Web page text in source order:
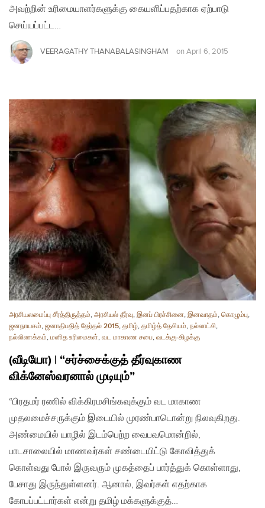
அவற்றின் உரிமையாளர்களுக்கு கையளிப்பதற்காக ஏற்பாடு
செய்யப்பட்ட…
VEERAGATHY THANABALASINGHAM on April 6, 2015
அரசியலமைப்பு சீர்த்திருத்தம், அரசியல் தீர்வு, இனப் பிரச்சினை, இனவாதம், கொழும்பு,
ஜனநாயகம், ஜனாதிபதித் தேர்தல் 2015, தமிழ், தமிழ்த் தேசியம், நல்லாட்சி,
நல்லிணக்கம், மனித உரிமைகள், வட மாகாண சபை, வடக்கு-கிழக்கு
(வீடியோ) | “சர்ச்சைக்குத் தீர்வுகாண
விக்னேஸ்வரனால் முடியும்”
“பிரதமர் ரணில் விக்கிரமசிங்கவுக்கும் வட மாகாண
முதலமைச்சருக்கும் இடையில் முரண்பாடொன்று நிலவுகிறது.
அண்மையில் யாழில் இடம்பெற்ற வைபவமொன்றில்,
பாடசாலையில் மாணவர்கள் சண்டையிட்டு கோவித்துக்
கொள்வது போல் இருவரும் முகத்தைப் பார்த்துக் கொள்ளாது,
பேசாது இருந்துள்ளனர். ஆனால், இவர்கள் எதற்காக
கோபப்பட்டார்கள் என்று தமிழ் மக்களுக்குத்…